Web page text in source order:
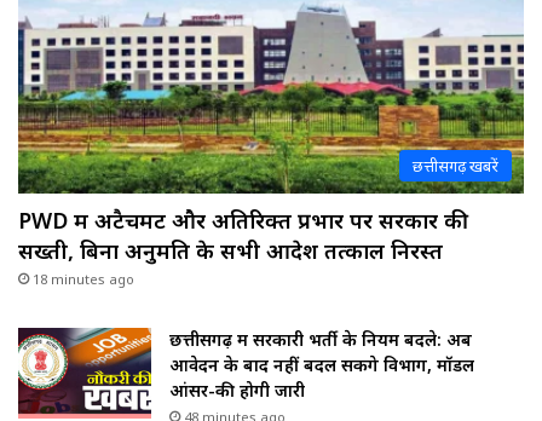
छत्तीसगढ़ खबरें
PWD में अटैचमेंट और अतिरिक्त प्रभार पर सरकार की
सख्ती, बिना अनुमति के सभी आदेश तत्काल निरस्त
18 minutes ago
छत्तीसगढ़ में सरकारी भर्ती के नियम बदले: अब
आवेदन के बाद नहीं बदल सकेंगे विभाग, मॉडल
आंसर-की होगी जारी
48 minutes ago